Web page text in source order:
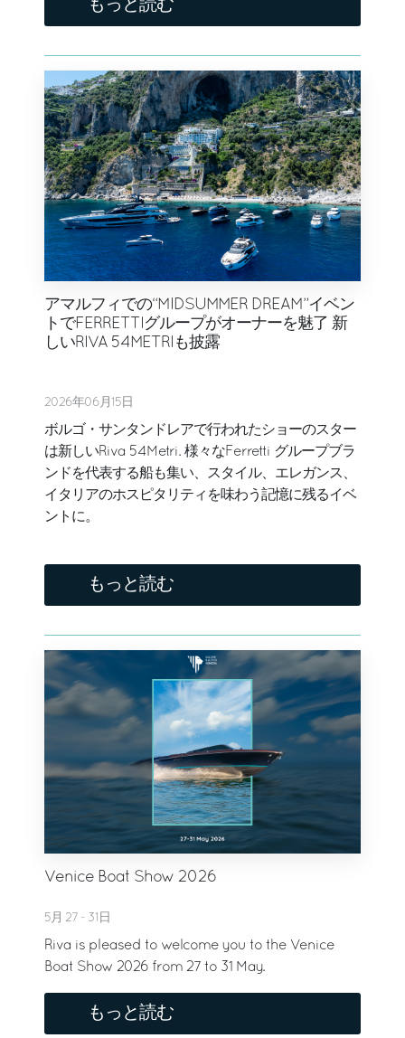
もっと読む
アマルフィでの“MIDSUMMER DREAM”イベン
トでFERRETTIグループがオーナーを魅了 新
しいRIVA 54METRIも披露
2026年06月15日
ボルゴ・サンタンドレアで行われたショーのスター
は新しいRiva 54Metri. 様々なFerretti グループブラ
ンドを代表する船も集い、スタイル、エレガンス、
イタリアのホスピタリティを味わう記憶に残るイベ
ントに。
もっと読む
Venice Boat Show 2026
5月 27 - 31日
Riva is pleased to welcome you to the Venice
Boat Show 2026 from 27 to 31 May.
もっと読む